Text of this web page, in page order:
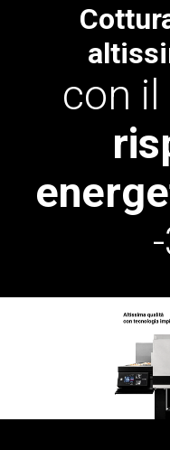
con il